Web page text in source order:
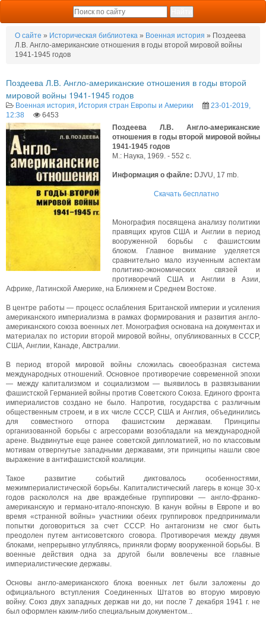
О сайте » Историческая библиотека » Военная история » Поздеева
Л.В. Англо-американские отношения в годы второй мировой войны
1941-1945 годов
Поздеева Л.В. Англо-американские отношения в годы второй
мировой войны 1941-1945 годов
Военная история История стран Европы и Америки
23-01-2019,
12:38
6453
Поздеева Л.В. Англо-американские
отношения в годы второй мировой войны
1941-1945 годов
М.: Наука, 1969. - 552 с.
Информация о файле: DJVU, 17 mb.
Скачать бесплатно
Монография посвящена анализу политики
правящих кругов США и Англии в период
вооруженной борьбы с фашистским
блоком. Главное внимание уделяется
сравнительно мало изученным аспектам
политико-экономических связей и
противоречий США и Англии в Азии,
Африке, Латинской Америке, на Ближнем и Среднем Востоке.
В центре работы — процесс ослабления Британской империи и усиления
американского империализма в рамках формирования и развития англо-
американского союза военных лет. Монография основана на документах и
материалах по истории второй мировой войны, опубликованных в СССР,
США, Англии, Канаде, Австралии.
В период второй мировой войны сложилась своеобразная система
международных отношений. Основное противоречие современной эпохи
— между капитализмом и социализмом — выявилось в развязывании
фашистской Германией войны против Советского Союза. Единого фронта
империалистов создано не было. Напротив, государства с различным
общественным строем, и в их числе СССР, США и Англия, объединились
для совместного отпора фашистским державам. Принципы
организованной борьбы с агрессорами возобладали на международной
арене. Выдвинутые еще ранее советской дипломатией, но по классовым
мотивам отвергнутые западными державами, эти принципы нашли свое
выражение в антифашистской коалиции.
Такое развитие событий диктовалось особенностями,
межимпериалистической борьбы. Капиталистический лагерь в конце 30-х
годов раскололся на две враждебные группировки — англо-франко-
американскую и германо-итало-японскую. В канун войны в Европе и во
время «странной войны» участники обеих группировок предпринимали
попытки договориться за счет СССР. Но антагонизм не смог быть
преодолен путем антисоветского сговора. Противоречия между двумя
блоками, непрерывно углубляясь, приняли форму вооруженной борьбы. В
военные действия одна за другой были вовлечены все главные
империалистические державы.
Основы англо-американского блока военных лет были заложены до
официального вступления Соединенных Штатов во вторую мировую
войну. Союз двух западных держав ни до, ни после 7 декабря 1941 г. не
был оформлен каким-либо специальным документом...